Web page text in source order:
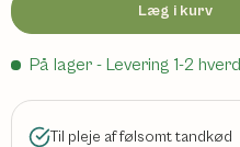
Læg i kurv
På lager - Levering 1-2
Til pleje af følsomt tandkød